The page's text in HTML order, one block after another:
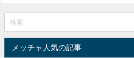
メッチャ人気の記事